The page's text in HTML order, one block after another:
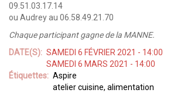
09.51.03.17.14
ou Audrey au 06.58.49.21.70
Chaque participant gagne de la MANNE.
DATE(S)
SAMEDI 6 FÉVRIER 2021 - 14:00
SAMEDI 6 MARS 2021 - 14:00
Étiquettes
Aspire
atelier cuisine, alimentation